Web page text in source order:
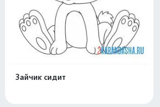
Зайчик сидит